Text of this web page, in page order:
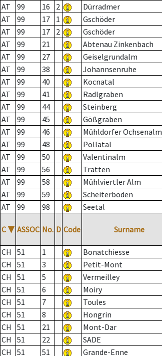
AT
99 16 2 Dürradmer
AT
99 17 1 Gschöder
AT
99 17 2 Gschöder
AT
99 21 Abtenau Zinkenbach
AT
99 27 Geiselgrundalm
AT
99 38 Johannsenruhe
AT
99 40 Kocnatal
AT
99 41 Radlgraben
AT
99 44 Steinberg
AT
99 45 Gößgraben
AT
99 46 Mühldorfer Ochsenalm
AT
99 48 Pöllatal
AT
99 50 Valentinalm
AT
99 56 Tratten
AT
99 58 Mühlviertler Alm
AT
99 59 Scheiterboden
AT
99 98 Seetal
C ▼ ASSOC No. D Code Surname
CH
51 1 Bonatchiesse
CH
51 3 Petit-Mont
CH
51 5 Vermeilley
CH
51 6 Moiry
CH
51 7 Toules
CH
51 8 Hongrin
CH
51 21 Mont-Dar
CH
51 22 SADE
CH
51 51 Grande-Enne